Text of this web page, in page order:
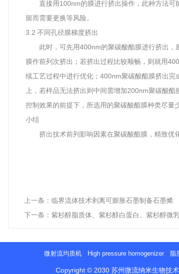
直接用100nm的膜进行挤出操作，此种方法
留而需要更换等风险。
3.2 不同孔径膜梯度挤出
此时，可先用400nm的聚碳酸酯膜进行挤出
膜作前列次挤出；若挤出过程比较顺畅，则就用
续工艺过程中进行优化；400nm聚碳酸酯膜挤出
上，若样品无法挤出则中间需增加200nm聚碳酸
控制效果的前提下，所选用的聚碳酸酯膜种类尽量
小结
挤出技术前列影响因素在聚碳酸酯膜，精致优
上一条： 临界流体技术剥离可膨胀石墨制备石墨烯
下一条： 紫杉醇脂质体、紫杉醇白蛋白、紫杉醇微
微射流均质机 High pressure homogenizer 脂
Copyright © 2030 苏州微流纳米生物技术